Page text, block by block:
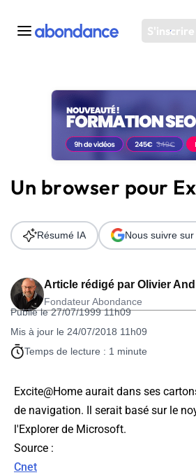
S'inscrire
Toutes les actus
Actus SEO
Plateforme
Solutions
Ressources
Audit SEO
Un browser pour
Article rédigé par Olivier
Fondateur Abondance
Publié le 27/07/1999 11h09
Mis à jour le 24/07/2018 11h09
Temps de lecture : 1 minute
Résumé IA Nous suivre
Excite@Home aurait dans ses
de navigation. Il serait basé sur le
l'Explorer de Microsoft.
Source :
Cnet